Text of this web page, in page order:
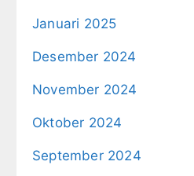
Januari 2025
Desember 2024
November 2024
Oktober 2024
September 2024